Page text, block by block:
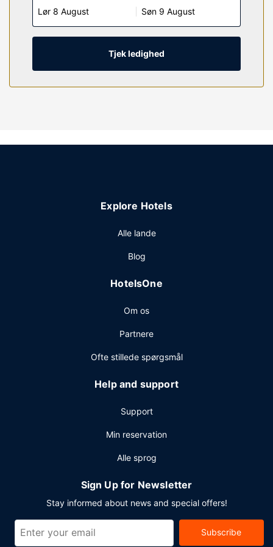
bruser og gratis toiletartikler. Faciliteter inkluderer
skriveborde og rengøring udføres dagligt.
gratis trådløs internetadgang. Dette hotel tilbyder desuden
reception, bagageopbevaring og automat. Gratis
Lør 8 August Søn 9 August
Tjek ledighed
Explore Hotels
Alle lande
Blog
HotelsOne
Om os
Partnere
Ofte stillede spørgsmål
Help and support
Support
Min reservation
Alle sprog
Sign Up for Newsletter
Stay informed about news and special offers!
Subscribe